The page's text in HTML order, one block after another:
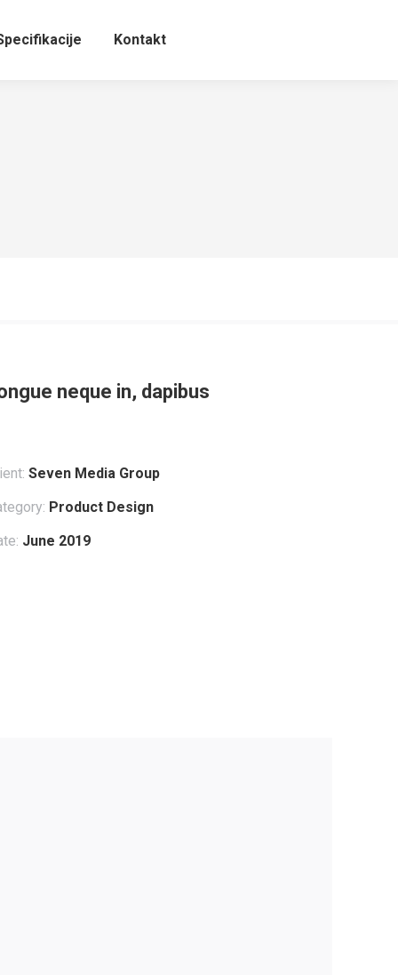
Kontakt
neque in, dapibus
Seven Media Group
Product Design
June 2019